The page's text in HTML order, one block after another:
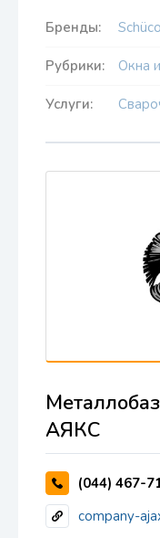
Бренды: Schüco
Рубрики: Окна
Услуги:
АЯКС
(044) 467-
company-